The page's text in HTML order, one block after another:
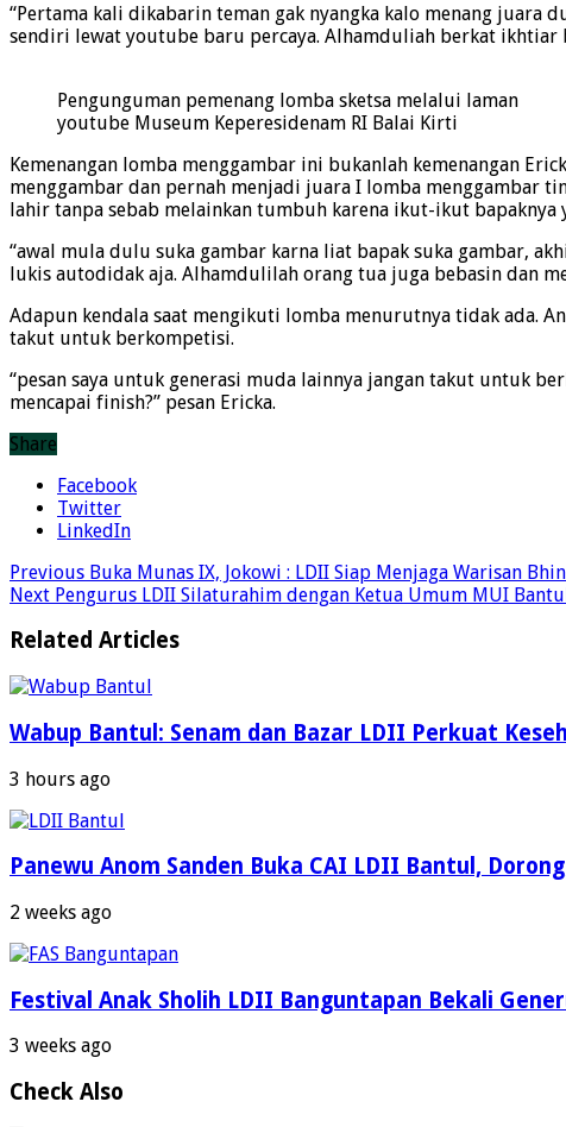
“Pertama kali dikabarin teman gak nyangka kalo menang
sendiri lewat youtube baru percaya. Alhamduliah berkat ikhtiar
Pengunguman pemenang lomba sketsa melalui laman
youtube Museum Keperesidenam RI Balai Kirti
Kemenangan lomba menggambar ini bukanlah kemenangan
menggambar dan pernah menjadi juara I lomba menggambar
lahir tanpa sebab melainkan tumbuh karena ikut-ikut bapaknya
“awal mula dulu suka gambar karna liat bapak suka gambar,
lukis autodidak aja. Alhamdulilah orang tua juga bebasin dan
Adapun kendala saat mengikuti lomba menurutnya tidak ada.
takut untuk berkompetisi.
“pesan saya untuk generasi muda lainnya jangan takut untuk
mencapai finish?” pesan Ericka.
Share
Facebook
Twitter
LinkedIn
Previous Buka Munas IX, Jokowi : LDII Siap Menjaga Warisan
Next Pengurus LDII Silaturahim dengan Ketua Umum MUI
Related Articles
Wabup Bantul: Senam dan Bazar LDII Perkuat
3 hours ago
Panewu Anom Sanden Buka CAI LDII Bantul,
2 weeks ago
Festival Anak Sholih LDII Banguntapan Bekali
3 weeks ago
Check Also